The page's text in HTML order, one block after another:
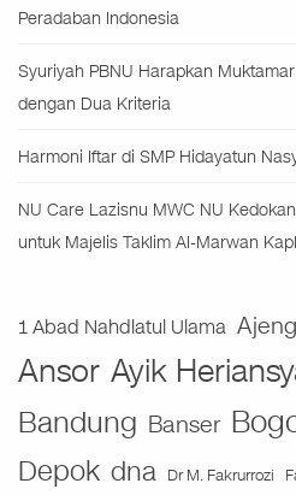
Peradaban Indonesia
Syuriyah PBNU Harapkan
dengan Dua Kriteria
Harmoni Iftar di SMP Hidayatun
NU Care Lazisnu MWC NU
untuk Majelis Taklim Al-Marwan
1 Abad Nahdlatul Ulama
Ansor Ayik
Bandung Banser
Depok dna Dr M. Fakrurrozi